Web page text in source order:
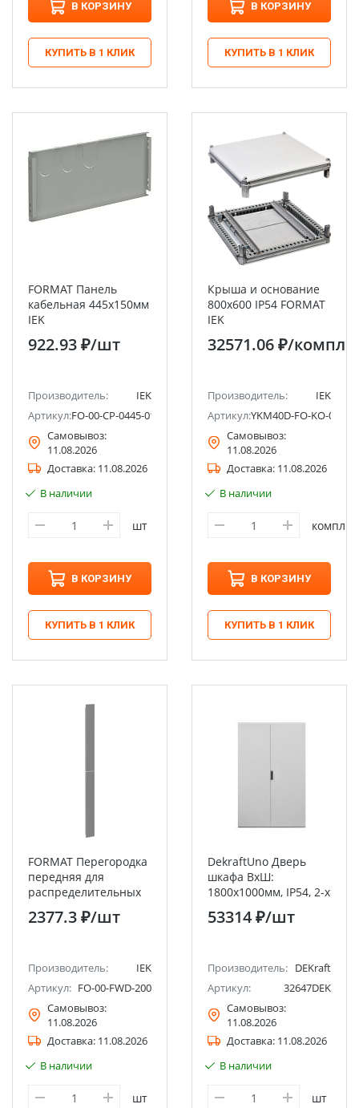
В КОРЗИНУ
КУПИТЬ В 1 КЛИК
В КОРЗИНУ
КУПИТЬ В 1 КЛИК
FORMAT Панель
кабельная 445х150мм
IEK
922.93 ₽/шт
Производитель:
IEK
Артикул:FO-00-CP-0445-015
Самовывоз:
11.08.2026
Доставка: 11.08.2026
В наличии
шт
В КОРЗИНУ
КУПИТЬ В 1 КЛИК
Крыша и основание
800х600 IP54 FORMAT
IEK
32571.06 ₽/компл
Производитель:
IEK
Артикул:YKM40D-FO-KO-080-
Самовывоз:
11.08.2026
Доставка: 11.08.2026
В наличии
компл
В КОРЗИНУ
КУПИТЬ В 1 КЛИК
FORMAT Перегородка
передняя для
распределительных
шин 2000мм IEK
2377.3 ₽/шт
Производитель:
IEK
Артикул: FO-00-FWD-200
Самовывоз:
11.08.2026
Доставка: 11.08.2026
В наличии
шт
DekraftUno Дверь
шкафа ВхШ:
1800х1000мм, IP54, 2-х
створчатая, RAL7035
53314 ₽/шт
Производитель: DEKraft
Артикул:
32647DEK
Самовывоз:
11.08.2026
Доставка: 11.08.2026
В наличии
шт